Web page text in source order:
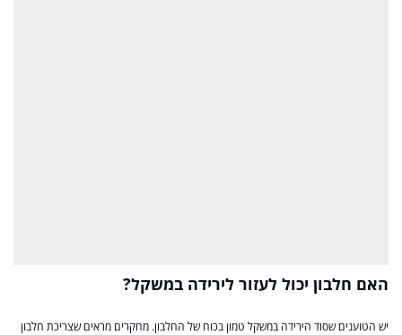
האם חלבון יכול לעזור לירידה במשקל?
יש הטוענים שסוד הירידה במשקל טמון בכוח של החלבון. מחקרים מראים שצריכת חלבון